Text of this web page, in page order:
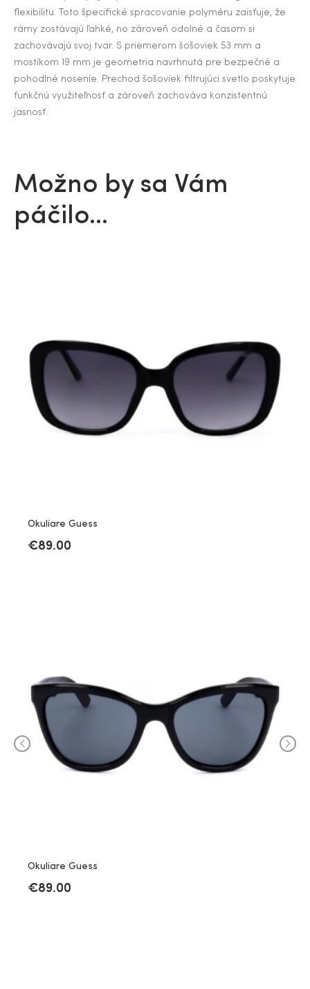
flexibilitu. Toto špecifické spracovanie polyméru zaisťuje, že
rámy zostávajú ľahké, no zároveň odolné a časom si
zachovávajú svoj tvar. S priemerom šošoviek 53 mm a
mostíkom 19 mm je geometria navrhnutá pre bezpečné a
pohodlné nosenie. Prechod šošoviek filtrujúci svetlo poskytuje
funkčnú využiteľnosť a zároveň zachováva konzistentnú
jasnosť.
Možno by sa Vám
páčilo…
Okuliare Guess
€89.00
Okuliare Guess
€89.00